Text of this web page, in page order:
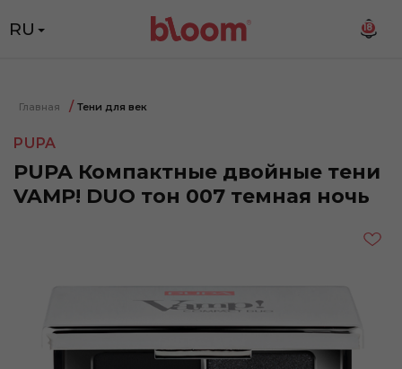
RU 18
Главная Тени для век
PUPA
PUPA Компактные двойные тени
VAMP! DUO тон 007 темная ночь